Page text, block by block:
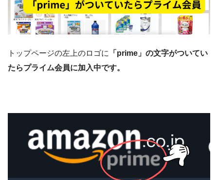
トップページの左上のロゴに
「prime」の文字がついてい
たらプライム会員に加入中です。